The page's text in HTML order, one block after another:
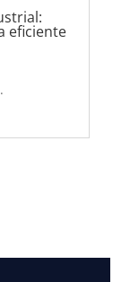
eficiente